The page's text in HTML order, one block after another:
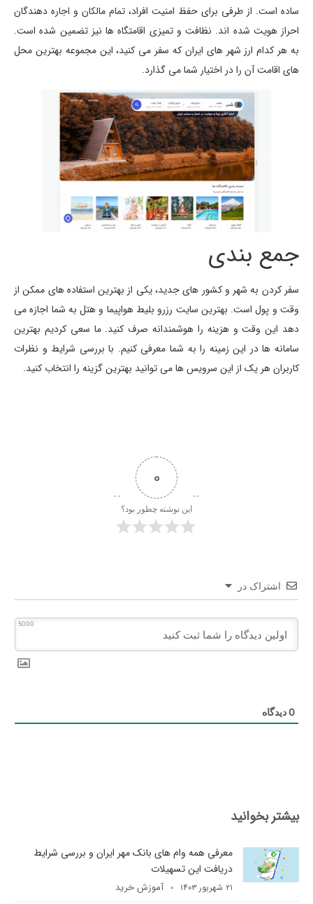
ساده است. از طرفی برای حفظ امنیت افراد، تمام مالکان و اجاره دهندگان
احراز هویت شده اند. نظافت و تمیزی اقامتگاه ها نیز تضمین شده است.
به هر کدام ارز شهر های ایران که سفر می کنید، این مجموعه بهترین محل
های اقامت آن را در اختیار شما می گذارد.
جمع بندی
سفر کردن به شهر و کشور های جدید، یکی از بهترین استفاده های ممکن از
وقت و پول است. بهترین سایت رزرو بلیط هواپیما و هتل به شما اجازه می
دهد این وقت و هزینه را هوشمندانه صرف کنید. ما سعی کردیم بهترین
سامانه ها در این زمینه را به شما معرفی کنیم. با بررسی شرایط و نظرات
کاربران هر یک از این سرویس ها می توانید بهترین گزینه را انتخاب کنید.
0
این نوشته چطور بود؟
اشتراک در
5000
0دیدگاه
بیشتر بخوانید
معرفی همه وام های بانک مهر ایران و بررسی شرایط
دریافت این تسهیلات
۲۱ شهریور ۱۴۰۳ آموزش خرید